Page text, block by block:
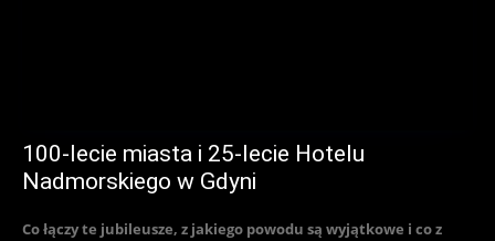
100-lecie miasta i 25-lecie Hotelu
Nadmorskiego w Gdyni
Co łączy te jubileusze, z jakiego powodu są wyjątkowe i co z